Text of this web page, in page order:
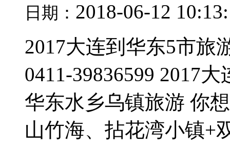
日期： 2018-06-12
2017大连到华东5市旅
0411-39836599 2017
华东水乡乌镇旅游 你
山竹海、拈花湾小镇+